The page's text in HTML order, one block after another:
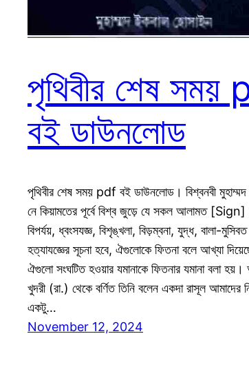
পৃথিবীর শেষ সময়
বই ডাউনলোড
পৃথিবীর শেষ সময় pdf বই ডাউনলোড। বিশ্বনবী
নে কিয়ামতের পূর্বে বিশ্ব জুড়ে যে সকল আলামত [Sign]
বিপর্যয়, ধ্বংসযজ্ঞ, বিশৃঙ্খলা, বিড়ম্বনা, যুদ্ধ, বালা-
হত্যাযজ্ঞের সূচনা হবে, ঐগুলোকে ফিতনা বলে আখ্যা
ঐগুলো সংঘটিত হওয়ার যমানাকে ফিতনার যমানা বলা
খুদরী (রা.) থেকে বর্ণিত তিনি বলেন একদা রাসূল আমাদের
একটু…
November 12, 2024